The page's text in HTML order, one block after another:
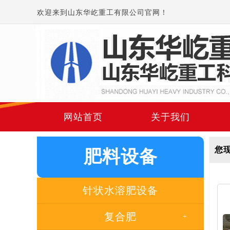
欢迎来到山东华屹重工有限公司官网！
网站首页 关于我们
肥料设备
针状水溶肥设备
复合肥 +
您